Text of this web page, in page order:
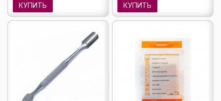
КУПИТЬ КУПИТЬ